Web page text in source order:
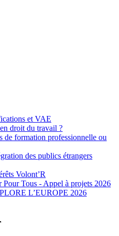
et VAE
droit du travail ?
de formation professionnelle ou
des publics étrangers
Volont’R
Tous - Appel à projets 2026
L’EUROPE 2026